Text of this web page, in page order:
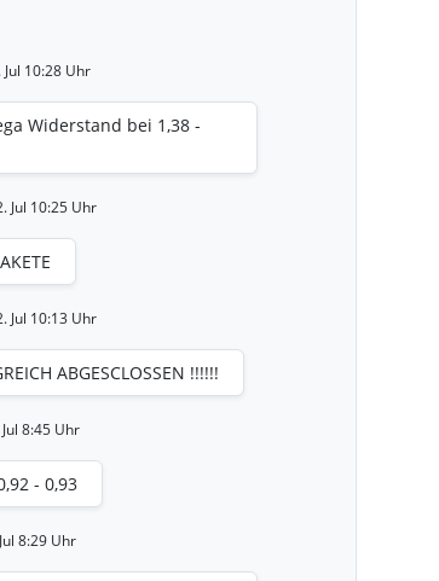
Jul 10:28 Uhr
Widerstand bei 1,38 -
Jul 10:25 Uhr
Jul 10:13 Uhr
ABGESCLOSSEN !!!!!!
Jul 8:45 Uhr
- 0,93
8:29 Uhr